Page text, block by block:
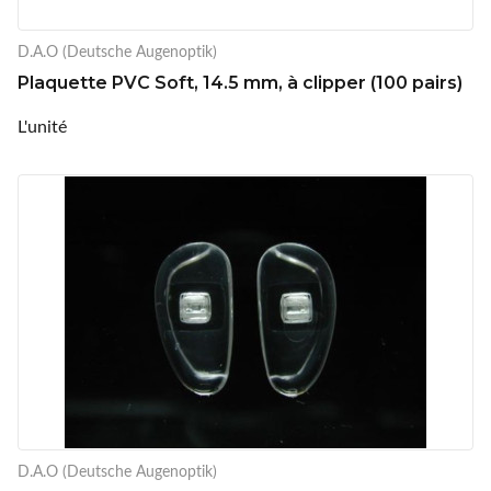
D.A.O (Deutsche Augenoptik)
Plaquette PVC Soft, 14.5 mm, à clipper (100 pairs)
L'unité
D.A.O (Deutsche Augenoptik)